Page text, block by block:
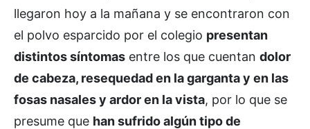
llegaron hoy a la mañana y se encontraron con
el polvo esparcido por el colegio presentan
distintos síntomas entre los que cuentan dolor
de cabeza, resequedad en la garganta y en las
fosas nasales y ardor en la vista, por lo que se
presume que han sufrido algún tipo de